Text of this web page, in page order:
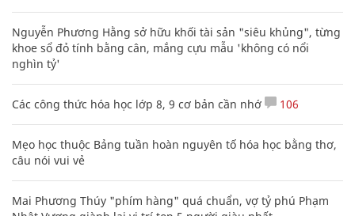
Nguyễn Phương Hằng sở hữu khối tài sản "siêu khủng", từng
khoe sổ đỏ tính bằng cân, mắng cựu mẫu 'không có nổi
nghìn tỷ'
Các công thức hóa học lớp 8, 9 cơ bản cần nhớ 106
Mẹo học thuộc Bảng tuần hoàn nguyên tố hóa học bằng thơ,
câu nói vui vẻ
Mai Phương Thúy "phím hàng" quá chuẩn, vợ tỷ phú Phạm